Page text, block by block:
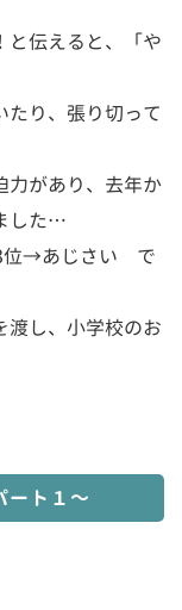
と伝えると、「や
たり、張り切って
力があり、去年か
した…
位→あじさい で
渡し、小学校のお
ート１～